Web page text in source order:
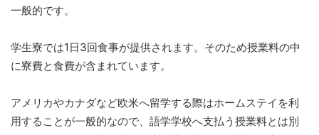
一般的です。
学生寮では1日3回食事が提供されます。そのため授業料の中
に寮費と食費が含まれています。
アメリカやカナダなど欧米へ留学する際はホームステイを利
用することが一般的なので、語学学校へ支払う授業料とは別